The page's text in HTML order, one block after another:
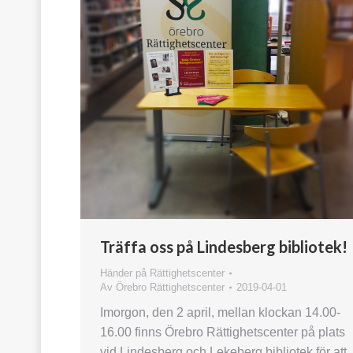
Träffa oss på Lindesberg bibliotek!
Händer på Rättighetscenter
Av Örebro Rättighetscenter 2019-04-01
Imorgon, den 2 april, mellan klockan 14.00-
16.00 finns Örebro Rättighetscenter på plats